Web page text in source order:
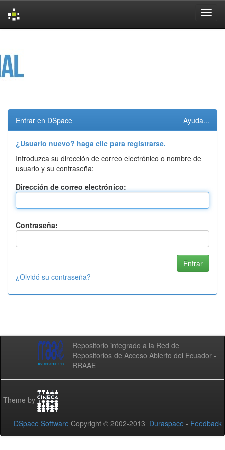
Entrar en DSpace Ayuda...
¿Usuario nuevo? haga clic para registrarse.
Introduzca su dirección de correo electrónico o nombre de
usuario y su contraseña:
Dirección de correo electrónico:
Contraseña:
¿Olvidó su contraseña?
Repositorio integrado a la Red de
Repositorios de Acceso Abierto del Ecuador -
RRAAE
Theme by
DSpace Software Copyright © 2002-2013 Duraspace - Feedback